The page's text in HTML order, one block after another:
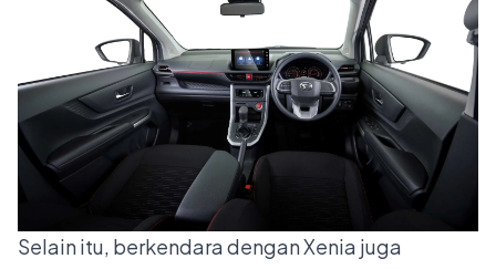
Selain itu, berkendara dengan Xenia juga